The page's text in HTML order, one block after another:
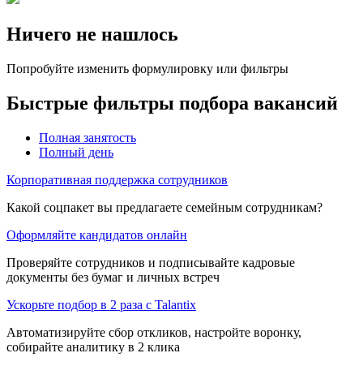
Ничего не нашлось
Попробуйте изменить формулировку или фильтры
Быстрые фильтры подбора вакансий
Полная занятость
Полный день
Корпоративная поддержка сотрудников
Какой соцпакет вы предлагаете семейным сотрудникам?
Оформляйте кандидатов онлайн
Проверяйте сотрудников и подписывайте кадровые
документы без бумаг и личных встреч
Ускорьте подбор в 2 раза с Talantix
Автоматизируйте сбор откликов, настройте воронку,
собирайте аналитику в 2 клика